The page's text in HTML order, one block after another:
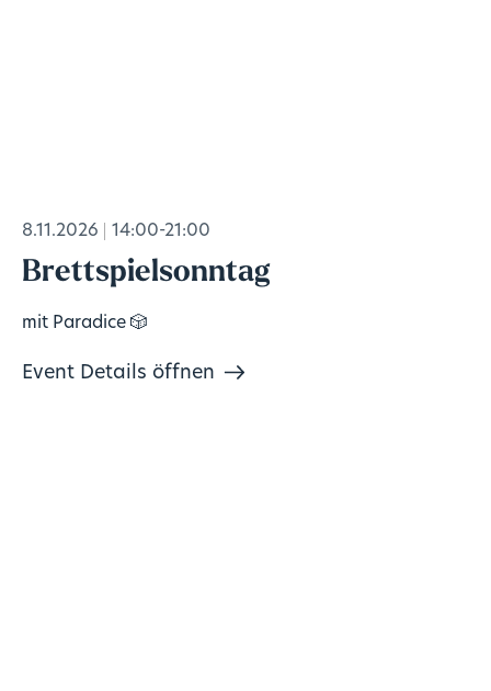
8.11.2026 14:00-21:00
Brettspielsonntag
mit Paradice 🎲
Event Details öffnen